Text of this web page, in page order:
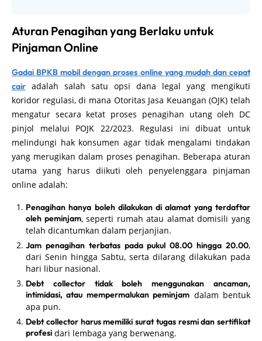
Aturan Penagihan yang Berlaku untuk
Pinjaman Online
Gadai BPKB mobil dengan proses online yang mudah dan cepat
cair adalah salah satu opsi dana legal yang mengikuti
koridor regulasi, di mana Otoritas Jasa Keuangan (OJK) telah
mengatur secara ketat proses penagihan utang oleh DC
pinjol melalui POJK 22/2023. Regulasi ini dibuat untuk
melindungi hak konsumen agar tidak mengalami tindakan
yang merugikan dalam proses penagihan. Beberapa aturan
utama yang harus diikuti oleh penyelenggara pinjaman
online adalah:
Penagihan hanya boleh dilakukan di alamat yang terdaftar
oleh peminjam, seperti rumah atau alamat domisili yang
telah dicantumkan dalam perjanjian.
Jam penagihan terbatas pada pukul 08.00 hingga 20.00,
dari Senin hingga Sabtu, serta dilarang dilakukan pada
hari libur nasional.
Debt collector tidak boleh menggunakan ancaman,
intimidasi, atau mempermalukan peminjam dalam bentuk
apa pun.
Debt collector harus memiliki surat tugas resmi dan sertifikat
profesi dari lembaga yang berwenang.